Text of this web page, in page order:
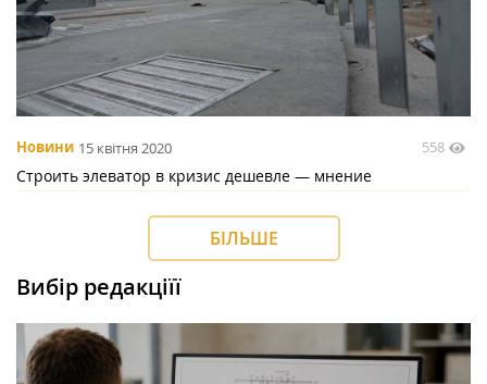
Новини 15 квітня 2020 558
Строить элеватор в кризис дешевле — мнение
БІЛЬШЕ
Вибір редакціїї